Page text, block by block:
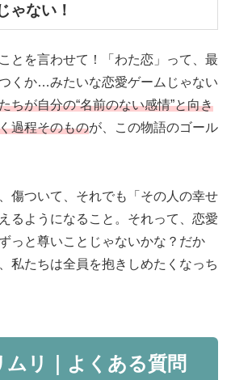
ゃない！
とを言わせて！「わた恋」って、最
くか…みたいな恋愛ゲームじゃない
ちが自分の“名前のない感情”と向き
過程そのものが、この物語のゴール
傷ついて、それでも「その人の幸せ
るようになること。それって、 恋愛
っと尊いこと じゃないかな？だか
私たちは全員を抱きしめたくなっち
リ｜よくある質問